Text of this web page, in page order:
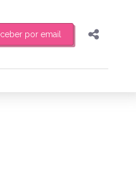
por email
o resumo
Compartilhar